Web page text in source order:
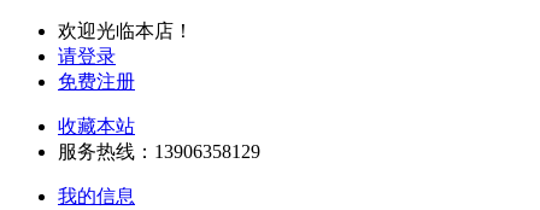
欢迎光临本店！
请登录
免费注册
收藏本站
服务热线：13906358129
我的信息